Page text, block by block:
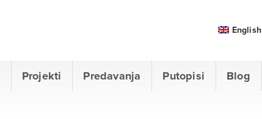
Projekti Predavanja Putopisi Blog
English